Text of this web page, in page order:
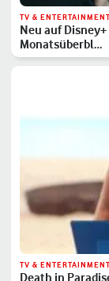
TV &
Neu auf
Monatsüberbl…
TV &
Death in